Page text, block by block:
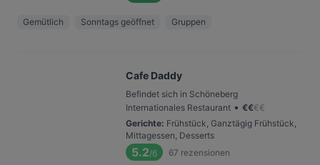
Gemütlich Sonntags geöffnet Gruppen
Cafe Daddy
Befindet sich in Schöneberg
Internationales Restaurant • €€€€
Gerichte: Frühstück, Ganztägig Frühstück,
Mittagessen, Desserts
5.2/6 67 rezensionen